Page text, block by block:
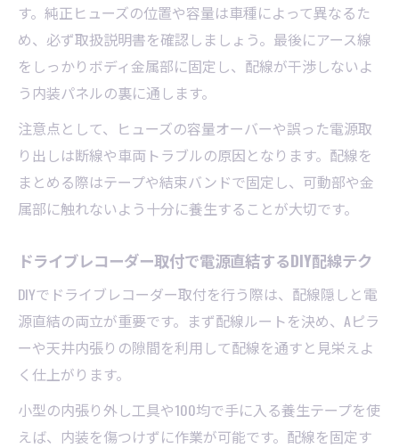
す。純正ヒューズの位置や容量は車種によって異なるた
め、必ず取扱説明書を確認しましょう。最後にアース線
をしっかりボディ金属部に固定し、配線が干渉しないよ
う内装パネルの裏に通します。
注意点として、ヒューズの容量オーバーや誤った電源取
り出しは断線や車両トラブルの原因となります。配線を
まとめる際はテープや結束バンドで固定し、可動部や金
属部に触れないよう十分に養生することが大切です。
ドライブレコーダー取付で電源直結するDIY配線テク
DIYでドライブレコーダー取付を行う際は、配線隠しと電
源直結の両立が重要です。まず配線ルートを決め、Aピラ
ーや天井内張りの隙間を利用して配線を通すと見栄えよ
く仕上がります。
小型の内張り外し工具や100均で手に入る養生テープを使
えば、内装を傷つけずに作業が可能です。配線を固定す